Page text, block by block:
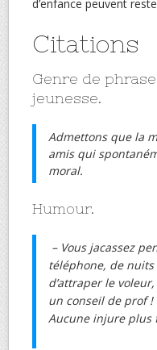
d’enfance peuvent
Citations
Genre de
jeunesse.
Admettons que la
amis qui
moral.
Humour.
– Vous jacassez
téléphone, de nuits
d’attraper le
un conseil de prof !
Aucune injure plus